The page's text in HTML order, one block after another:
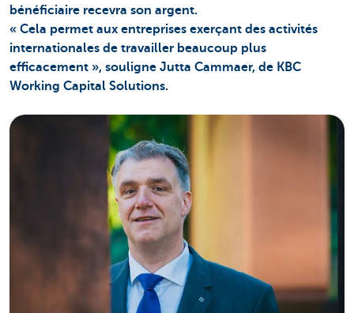
bénéficiaire recevra son argent.
« Cela permet aux entreprises exerçant des activités
internationales de travailler beaucoup plus
efficacement », souligne Jutta Cammaer, de KBC
Working Capital Solutions.